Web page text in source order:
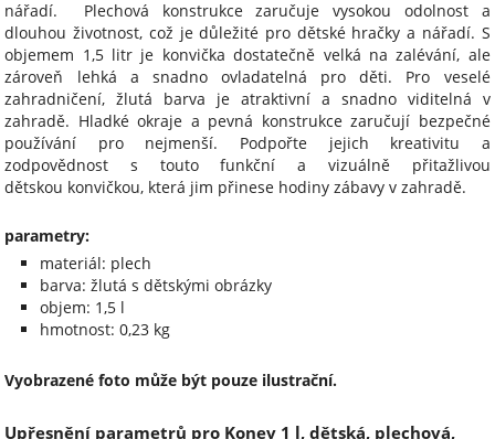
nářadí. Plechová konstrukce zaručuje vysokou odolnost a
dlouhou životnost, což je důležité pro dětské hračky a nářadí. S
objemem 1,5 litr je konvička dostatečně velká na zalévání, ale
zároveň lehká a snadno ovladatelná pro děti. Pro veselé
zahradničení, žlutá barva je atraktivní a snadno viditelná v
zahradě. Hladké okraje a pevná konstrukce zaručují bezpečné
používání pro nejmenší. Podpořte jejich kreativitu a
zodpovědnost s touto funkční a vizuálně přitažlivou
dětskou konvičkou, která jim přinese hodiny zábavy v zahradě.
parametry:
materiál: plech
barva: žlutá s dětskými obrázky
objem: 1,5 l
hmotnost: 0,23 kg
Vyobrazené foto může být pouze ilustrační.
Upřesnění parametrů pro Konev 1 l, dětská, plechová,